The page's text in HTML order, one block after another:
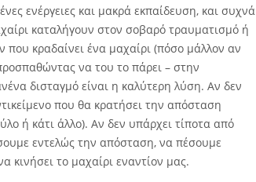
ενέργειες και μακρά εκπαίδευση, και συχνά
καταλήγουν στον σοβαρό τραυματισμό ή
κραδαίνει ένα μαχαίρι (πόσο μάλλον αν
να του το πάρει – στην
δισταγμό είναι η καλύτερη λύση. Αν δεν
που θα κρατήσει την απόσταση
ή κάτι άλλο). Αν δεν υπάρχει τίποτα από
εντελώς την απόσταση, να πέσουμε
το μαχαίρι εναντίον μας.